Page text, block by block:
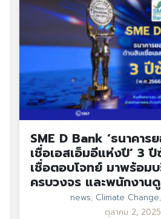
SME D Bank ‘ธนาคา
เชื่อเอสเอ็มอีแห่งปี’ 3
เชื่อตอบโจทย์ มาพร้อม
ครบวงจร และพนักงาน
news, Climate Change,
ตุลาคม 2, 2025